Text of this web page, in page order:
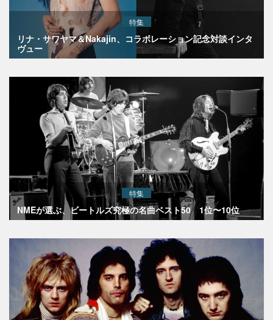
特集
リナ・サワヤマ＆Nakajin、コラボレーション記念対談インタ
ヴュー
特集
NMEが選ぶ、ビートルズ究極の名曲ベスト50 1位〜10位